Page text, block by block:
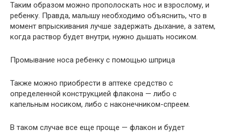
Таким образом можно прополоскать нос и взрослому, и
ребенку. Правда, малышу необходимо объяснить, что в
момент впрыскивания лучше задержать дыхание, а затем,
когда раствор будет внутри, нужно дышать носиком.
Промывание носа ребенку с помощью шприца
Также можно приобрести в аптеке средство с
определенной конструкцией флакона — либо с
капельным носиком, либо с наконечником-спреем.
В таком случае все еще проще — флакон и будет